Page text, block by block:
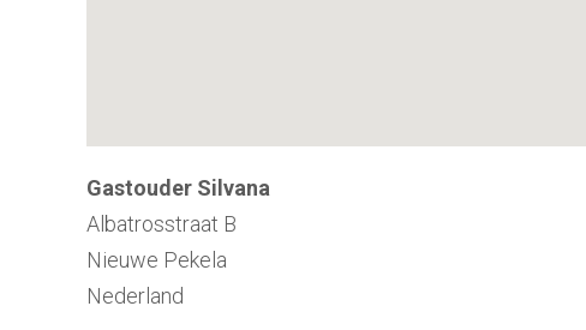
Gastouder Silvana
Albatrosstraat B
Nieuwe Pekela
Nederland